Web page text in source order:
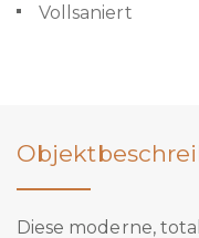
Vollsaniert
Diese moderne,